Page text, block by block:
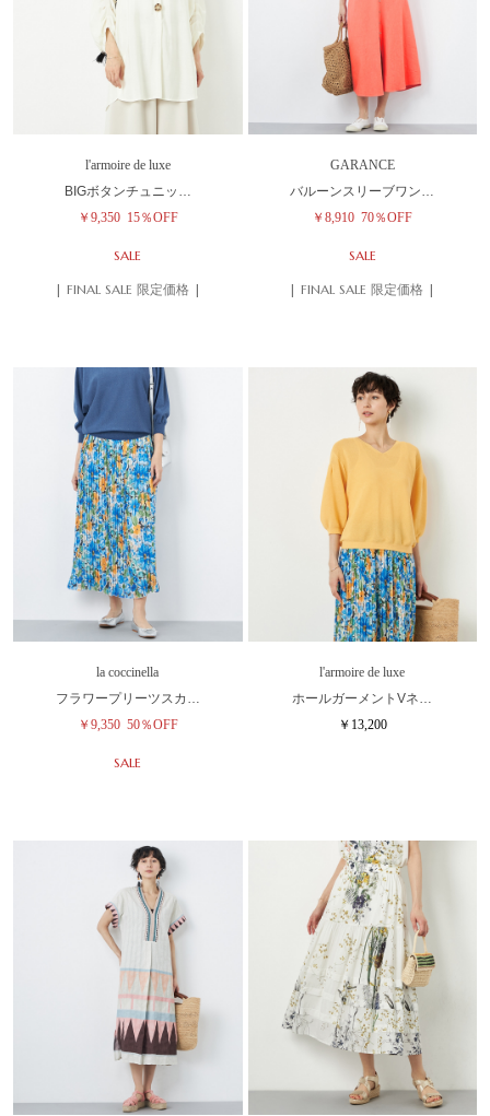
l'armoire de luxe
BIGボタンチュニッ…
￥9,350 15％OFF
SALE
| FINAL SALE 限定価格 |
GARANCE
バルーンスリーブワン…
￥8,910 70％OFF
SALE
| FINAL SALE 限定価格 |
la coccinella
フラワープリーツスカ…
￥9,350 50％OFF
SALE
l'armoire de luxe
ホールガーメントVネ…
￥13,200